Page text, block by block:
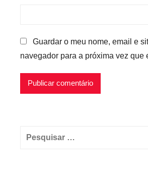
Guardar o meu nome, email e
navegador para a próxima vez que
Pesquisar